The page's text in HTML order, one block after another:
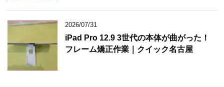
2026/07/31
iPad Pro 12.9 3世代の本体が曲がった！
フレーム矯正作業｜クイック名古屋